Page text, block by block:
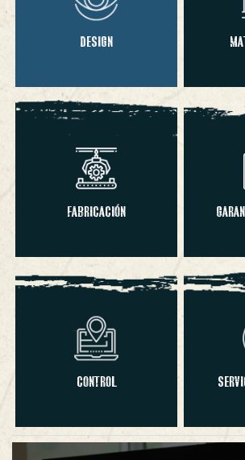
DESIGN
FABRICACIÓN
CONTROL